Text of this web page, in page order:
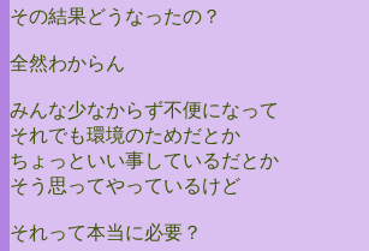
その結果どうなったの？
全然わからん
みんな少なからず不便になって
それでも環境のためだとか
ちょっといい事しているだとか
そう思ってやっているけど
それって本当に必要？